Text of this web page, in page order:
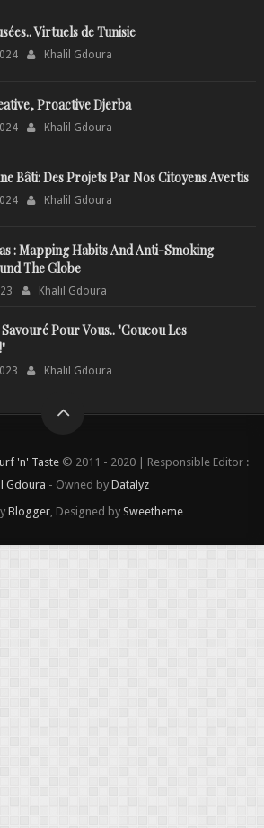
Virtuels de Tunisie
Khalil Gdoura
Proactive Djerba
Khalil Gdoura
Bâti: Des Projets Par Nos Citoyens Avertis
Khalil Gdoura
: Mapping Habits And Anti-Smoking
The Globe
Khalil Gdoura
Pour Vous.. "Coucou Les
Khalil Gdoura
'n' Taste© 2011 - 2020 | Responsible Editor :
Gdoura - Owned by Datalyz
Blogger, Designed by Sweetheme